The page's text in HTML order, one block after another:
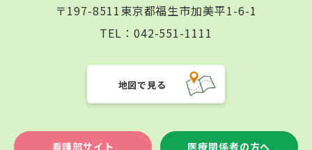
〒197-8511東京都福生市加美平1-6-1
TEL： 042-551-1111
地図で見る
看護部サイト 医療関係者の方へ